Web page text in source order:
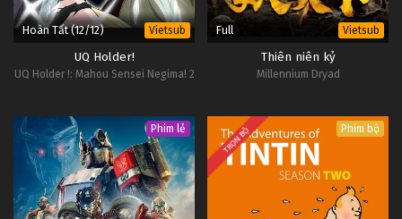
D.Gray-man Tập Tập 27
Tập Tập 27
D.Gray-man Tập Tập 26
D.Gray-man Tập Tập 25
Tập Tập 25
Hoàn Tất (12/12) Vietsub
UQ Holder!
UQ Holder !: Mahou Sensei Negima! 2
Full Vietsub
Thiên niên kỷ
Millennium Dryad
Phim lẻ TRỌN BỘ Phim bộ